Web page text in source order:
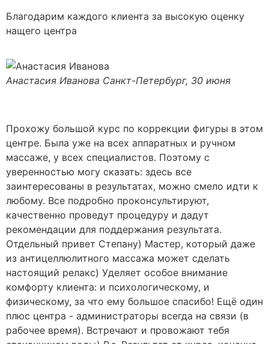
Благодарим каждого клиента за высокую оценку
нащего центра
Анастасия Иванова Санкт-Петербург, 30 июня
Прохожу большой курс по коррекции фигуры в этом
центре. Была уже на всех аппаратных и ручном
массаже, у всех специалистов. Поэтому с
уверенностью могу сказать: здесь все
заинтересованы в результатах, можно смело идти к
любому. Все подробно проконсультируют,
качественно проведут процедуру и дадут
рекомендации для поддержания результата.
Отдельный привет Степану) Мастер, который даже
из антицеллюлитного массажа может сделать
настоящий релакс) Уделяет особое внимание
комфорту клиента: и психологическому, и
физическому, за что ему большое спасибо! Ещё один
плюс центра - администраторы всегда на связи (в
рабочее время). Встречают и провожают тебя